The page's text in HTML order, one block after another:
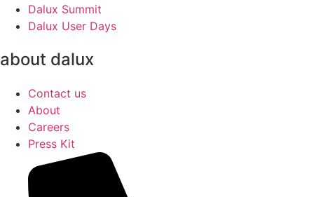
Dalux Summit
Dalux User Days
about dalux
Contact us
About
Careers
Press Kit